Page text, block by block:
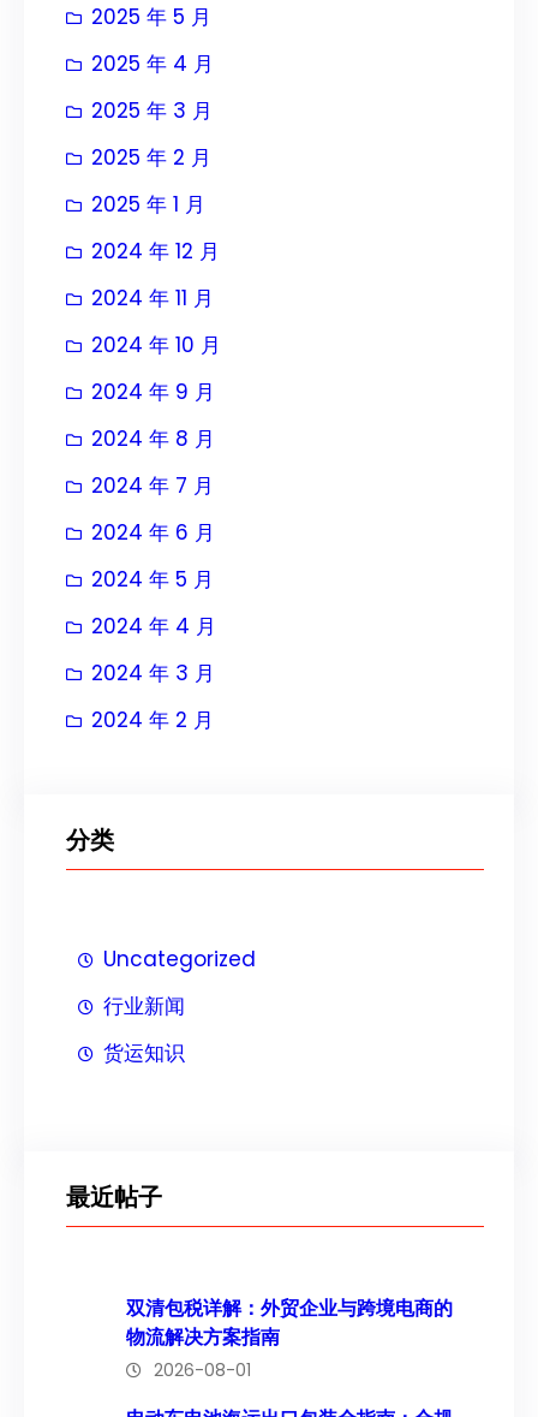
2025 年 5 月
2025 年 4 月
2025 年 3 月
2025 年 2 月
2025 年 1 月
2024 年 12 月
2024 年 11 月
2024 年 10 月
2024 年 9 月
2024 年 8 月
2024 年 7 月
2024 年 6 月
2024 年 5 月
2024 年 4 月
2024 年 3 月
2024 年 2 月
分类
Uncategorized
行业新闻
货运知识
最近帖子
双清包税详解：外贸企业与跨境电商的
物流解决方案指南
2026-08-01